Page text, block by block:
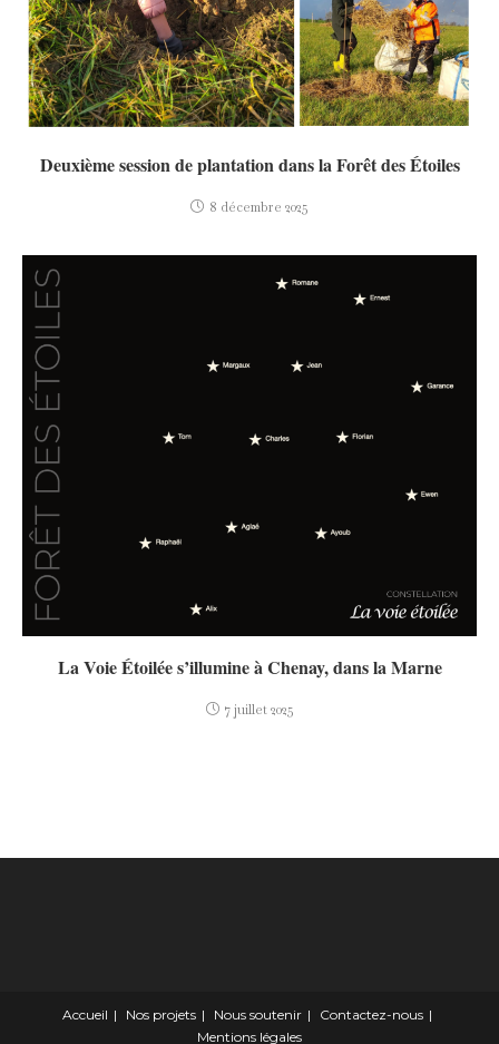
Deuxième session de plantation dans la Forêt des Étoiles
8 décembre 2025
La Voie Étoilée s’illumine à Chenay, dans la Marne
7 juillet 2025
Accueil Nos projets Nous soutenir
Contactez-nous
Mentions légales